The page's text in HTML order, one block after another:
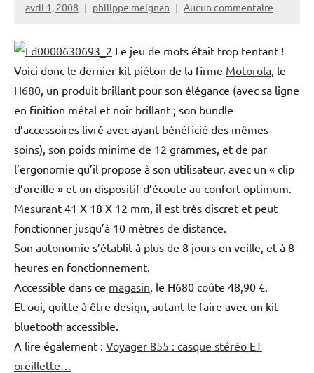
avril 1, 2008 philippe meignan Aucun commentaire
Le jeu de mots était trop tentant !
Voici donc le dernier kit piéton de la firme Motorola , le
H680 , un produit brillant pour son élégance (avec sa ligne
en finition métal et noir brillant ; son bundle
d’accessoires livré avec ayant bénéficié des mêmes
soins), son poids minime de 12 grammes, et de par
l’ergonomie qu’il propose à son utilisateur, avec un « clip
d’oreille » et un dispositif d’écoute au confort optimum.
Mesurant 41 X 18 X 12 mm, il est très discret et peut
fonctionner jusqu’à 10 mètres de distance.
Son autonomie s’établit à plus de 8 jours en veille, et à 8
heures en fonctionnement.
Accessible dans ce magasin , le H680 coûte 48,90 €.
Et oui, quitte à être design, autant le faire avec un kit
bluetooth accessible.
A lire également : Voyager 855 : casque stéréo ET
oreillette…